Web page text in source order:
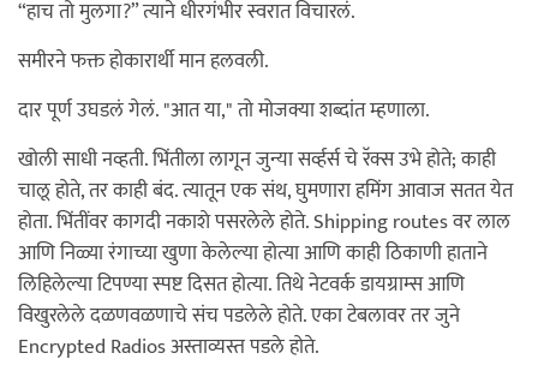
“हाच तो मुलगा?” त्याने धीरगंभीर स्वरात विचारलं.
समीरने फक्त होकारार्थी मान हलवली.
दार पूर्ण उघडलं गेलं. "आत या," तो मोजक्या शब्दांत म्हणाला.
खोली साधी नव्हती. भिंतीला लागून जुन्या सर्व्हर्स चे रॅक्स उभे होते; काही
चालू होते, तर काही बंद. त्यातून एक संथ, घुमणारा हमिंग आवाज सतत येत
होता. भिंतींवर कागदी नकाशे पसरलेले होते. Shipping routes वर लाल
आणि निळ्या रंगाच्या खुणा केलेल्या होत्या आणि काही ठिकाणी हाताने
लिहिलेल्या टिपण्या स्पष्ट दिसत होत्या. तिथे नेटवर्क डायग्राम्स आणि
विखुरलेले दळणवळणाचे संच पडलेले होते. एका टेबलावर तर जुने
Encrypted Radios अस्ताव्यस्त पडले होते.